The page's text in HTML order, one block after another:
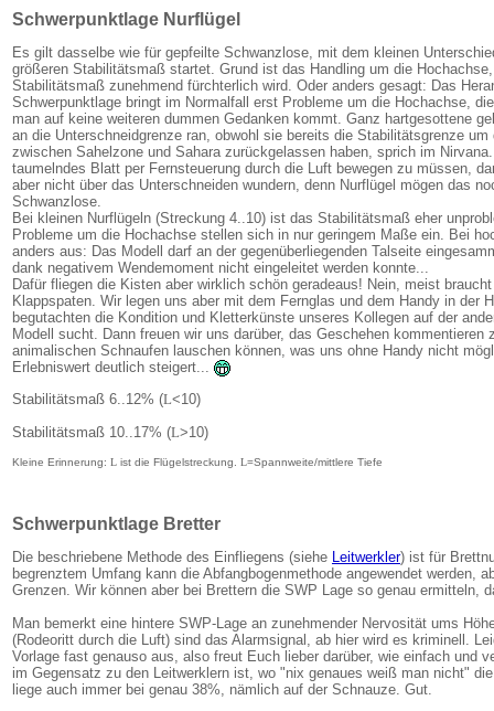
Schwerpunktlage Nurflügel
Es gilt dasselbe wie für gepfeilte Schwanzlose, mit dem kleinen
größeren Stabilitätsmaß startet. Grund ist das Handling um die
Stabilitätsmaß zunehmend fürchterlich wird. Oder anders gesagt: Das
Schwerpunktlage bringt im Normalfall erst Probleme um die Hochachse,
man auf keine weiteren dummen Gedanken kommt. Ganz hartgesottene
an die Unterschneidgrenze ran, obwohl sie bereits die Stabilitätsgrenze um
zwischen Sahelzone und Sahara zurückgelassen haben, sprich im
taumelndes Blatt per Fernsteuerung durch die Luft bewegen zu müssen,
aber nicht über das Unterschneiden wundern, denn Nurflügel mögen das
Schwanzlose.
Bei kleinen Nurflügeln (Streckung 4..10) ist das Stabilitätsmaß eher
Probleme um die Hochachse stellen sich in nur geringem Maße ein. Bei
anders aus: Das Modell darf an der gegenüberliegenden Talseite
dank negativem Wendemoment nicht eingeleitet werden konnte...
Dafür fliegen die Kisten aber wirklich schön geradeaus! Nein, meist
Klappspaten. Wir legen uns aber mit dem Fernglas und dem Handy in der
begutachten die Kondition und Kletterkünste unseres Kollegen auf der
Modell sucht. Dann freuen wir uns darüber, das Geschehen kommentieren
animalischen Schnaufen lauschen können, was uns ohne Handy nicht
Erlebniswert deutlich steigert...
Stabilitätsmaß 6..12% (L<10)
Stabilitätsmaß 10..17% (L>10)
Kleine Erinnerung: L ist die Flügelstreckung. L=Spannweite/mittlere Tiefe
Schwerpunktlage Bretter
Die beschriebene Methode des Einfliegens (siehe Leitwerkler) ist für
begrenztem Umfang kann die Abfangbogenmethode angewendet werden,
Grenzen. Wir können aber bei Brettern die SWP Lage so genau ermitteln,
Man bemerkt eine hintere SWP-Lage an zunehmender Nervosität ums
(Rodeoritt durch die Luft) sind das Alarmsignal, ab hier wird es kriminell.
Vorlage fast genauso aus, also freut Euch lieber darüber, wie einfach und
im Gegensatz zu den Leitwerklern ist, wo "nix genaues weiß man nicht"
liege auch immer bei genau 38%, nämlich auf der Schnauze. Gut.